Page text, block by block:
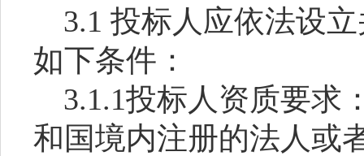
3.1 投标人应依法设
如下条件：
3.1.1投标人资质要求
和国境内注册的法人或